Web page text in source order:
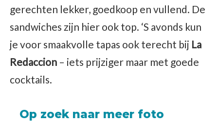
gerechten lekker, goedkoop en vullend. De
sandwiches zijn hier ook top. ‘S avonds kun
je voor smaakvolle tapas ook terecht bij La
Redaccion – iets prijziger maar met goede
cocktails.
Op zoek naar meer foto